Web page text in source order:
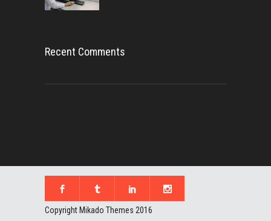
Recent Comments
Copyright Mikado Themes 2016